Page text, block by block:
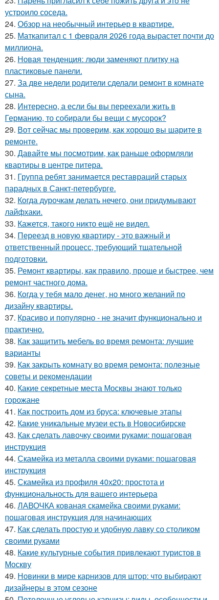
устроило соседа.
24. Обзор на необычный интерьер в квартире.
25. Маткапитал с 1 февраля 2026 года вырастет почти до
миллиона.
26. Новая тенденция: люди заменяют плитку на
пластиковые панели.
27. За две недели родители сделали ремонт в комнате
сына.
28. Интересно, а если бы вы переехали жить в
Германию, то собирали бы вещи с мусорок?
29. Вот сейчас мы проверим, как хорошо вы шарите в
ремонте.
30. Давайте мы посмотрим, как раньше оформляли
квартиры в центре питера.
31. Группа ребят занимается реставраций старых
парадных в Санкт-петербурге.
32. Когда дурочкам делать нечего, они придумывают
лайфхаки.
33. Кажется, такого никто ещё не видел.
34. Переезд в новую квартиру - это важный и
ответственный процесс, требующий тщательной
подготовки.
35. Ремонт квартиры, как правило, проще и быстрее, чем
ремонт частного дома.
36. Когда у тебя мало денег, но много желаний по
дизайну квартиры.
37. Красиво и популярно - не значит функционально и
практично.
38. Как защитить мебель во время ремонта: лучшие
варианты
39. Как закрыть комнату во время ремонта: полезные
советы и рекомендации
40. Какие секретные места Москвы знают только
горожане
41. Как построить дом из бруса: ключевые этапы
42. Какие уникальные музеи есть в Новосибирске
43. Как сделать лавочку своими руками: пошаговая
инструкция
44. Скамейка из металла своими руками: пошаговая
инструкция
45. Скамейка из профиля 40х20: простота и
функциональность для вашего интерьера
46. ЛАВОЧКА кованая скамейка своими руками:
пошаговая инструкция для начинающих
47. Как сделать простую и удобную лавку со столиком
своими руками
48. Какие культурные события привлекают туристов в
Москву
49. Новинки в мире карнизов для штор: что выбирают
дизайнеры в этом сезоне